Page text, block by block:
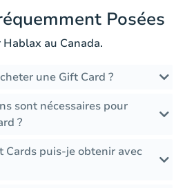
Posées
Hablax au Canada.
une Gift Card ?
sont nécessaires pour
?
Cards puis-je obtenir avec